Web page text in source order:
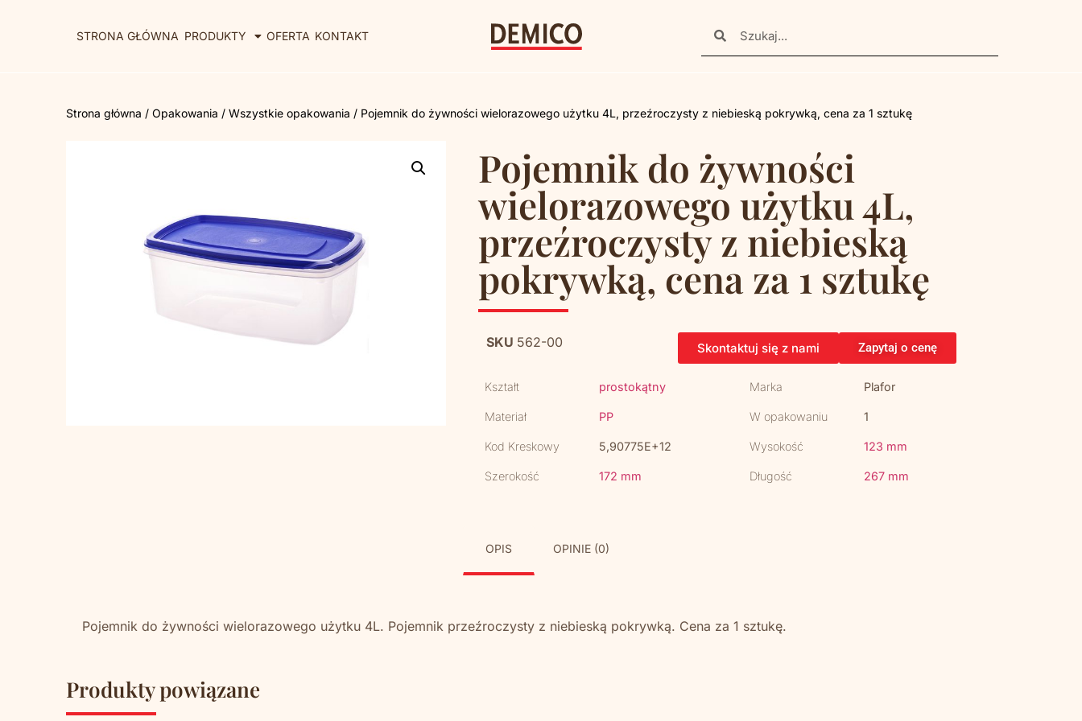
STRONA GŁÓWNA PRODUKTY OFERTA KONTAKT
Strona główna / Opakowania / Wszystkie opakowania / Pojemnik do żywności wielorazowego użytku 4L, przeźroczysty z niebieską pokrywką, cena za 1 sztukę
Pojemnik do żywności
wielorazowego użytku 4L,
przeźroczysty z niebieską
pokrywką, cena za 1 sztukę
SKU 562-00 Skontaktuj się z nami Zapytaj o cenę
Kształt prostokątny Marka Plafor
Materiał PP W opakowaniu 1
Kod Kreskowy 5,90775E+12 Wysokość 123 mm
Szerokość 172 mm Długość 267 mm
OPIS OPINIE (0)
Pojemnik do żywności wielorazowego użytku 4L. Pojemnik przeźroczysty z niebieską pokrywką. Cena za 1 sztukę.
Produkty powiązane